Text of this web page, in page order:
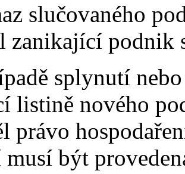
slučovaného
zanikající podnik
splynutí
listině nového
právo
musí být